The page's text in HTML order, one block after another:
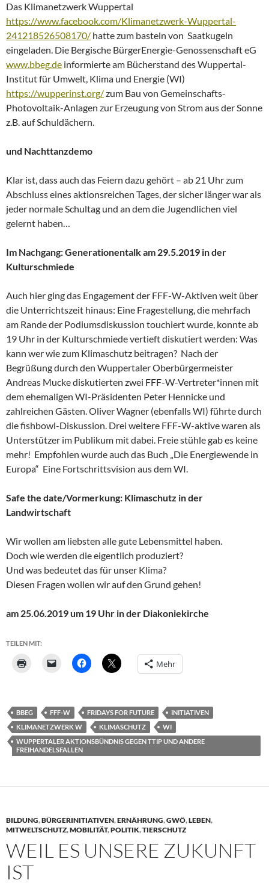
Das Klimanetzwerk Wuppertal
https://www.facebook.com/Klimanetzwerk-Wuppertal-
241218526508170/ hatte zum basteln von Saatkugeln
eingeladen. Die Bergische BürgerEnergie-Genossenschaft eG
www.bbeg.de informierte am Bücherstand des Wuppertal-
Institut für Umwelt, Klima und Energie (WI)
https://wupperinst.org/zum Bau von Gemeinschafts-
Photovoltaik-Anlagen zur Erzeugung von Strom aus der Sonne
z.B. auf Schuldächern.
und Nachttanzdemo
Klar ist, dass auch das Feiern dazu gehört – ab 21 Uhr zum
Abschluss eines aktionsreichen Tages, der sicher länger war als
jeder normale Schultag und an dem die Jugendlichen viel
gelernt haben…
Im Nachgang: Generationentalk am 29.5.2019 in der
Kulturschmiede
Auch hier ging das Engagement der FFF-W-Aktiven weit über
die Unterrichtszeit hinaus: Eine Fragestellung, die mehrfach
am Rande der Podiumsdiskussion touchiert wurde, konnte ab
19 Uhr in der Kulturschmiede vertieft diskutiert werden: Was
kann wer wie zum Klimaschutz beitragen? Nach der
Begrüßung durch den Wuppertaler Oberbürgermeister
Andreas Mucke diskutierten zwei FFF-W-Vertreter*innen mit
dem ehemaligen WI-Präsidenten Peter Hennicke und
zahlreichen Gästen. Oliver Wagner (ebenfalls WI) führte durch
die fishbowl-Diskussion. Drei weitere FFF-W-aktive waren als
Unterstützer im Publikum mit dabei. Freie stühle gab es keine
mehr! Empfohlen wurde auch das Buch „Die Energiewende in
Europa“ Eine Fortschrittsvision aus dem WI.
Safe the date/Vormerkung: Klimaschutz in der
Landwirtschaft
Wir wollen am liebsten alle gute Lebensmittel haben.
Doch wie werden die eigentlich produziert?
Und was bedeutet das für unser Klima?
Diesen Fragen wollen wir auf den Grund gehen!
am 25.06.2019 um 19 Uhr in der Diakoniekirche
TEILEN MIT:
Mehr
BBEG FFF-W FRIDAYS FOR FUTURE
INITIATIVEN
KLIMANETZWERK W
KLIMASCHUTZ
WI
WUPPERTALER AKTIONSBÜNDNIS GEGEN TTIP UND ANDERE
FREIHANDELSFALLEN
BILDUNG,BÜRGERINITIATIVEN,ERNÄHRUNG,GWÖ,LEBEN,
MITWELTSCHUTZ,MOBILITÄT,POLITIK,TIERSCHUTZ
WEIL ES UNSERE ZUKUNFT
IST